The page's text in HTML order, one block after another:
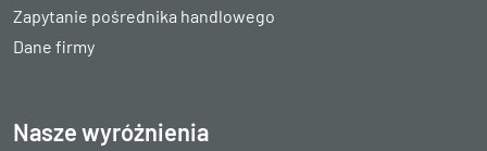
Zapytanie pośrednika handlowego
Dane firmy
Nasze wyróżnienia